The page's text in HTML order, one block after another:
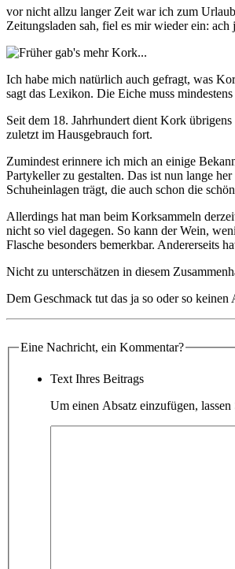
vor nicht allzu langer Zeit war ich zum
Zeitungsladen sah, fiel es mir wieder ein:
Ich habe mich natürlich auch gefragt, was
sagt das Lexikon. Die Eiche muss
Seit dem 18. Jahrhundert dient Kork
zuletzt im Hausgebrauch fort.
Zumindest erinnere ich mich an einige
Partykeller zu gestalten. Das ist nun lange
Schuheinlagen trägt, die auch schon die
Allerdings hat man beim Korksammeln
nicht so viel dagegen. So kann der Wein,
Flasche besonders bemerkbar. Andererseits
Nicht zu unterschätzen in diesem
Dem Geschmack tut das ja so oder so
Eine Nachricht, ein Kommentar?
Text Ihres Beitrags
Um einen Absatz einzufügen,